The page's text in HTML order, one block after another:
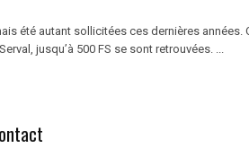
été autant sollicitées ces dernières
jusqu’à 500 FS se sont retrouvées. ...